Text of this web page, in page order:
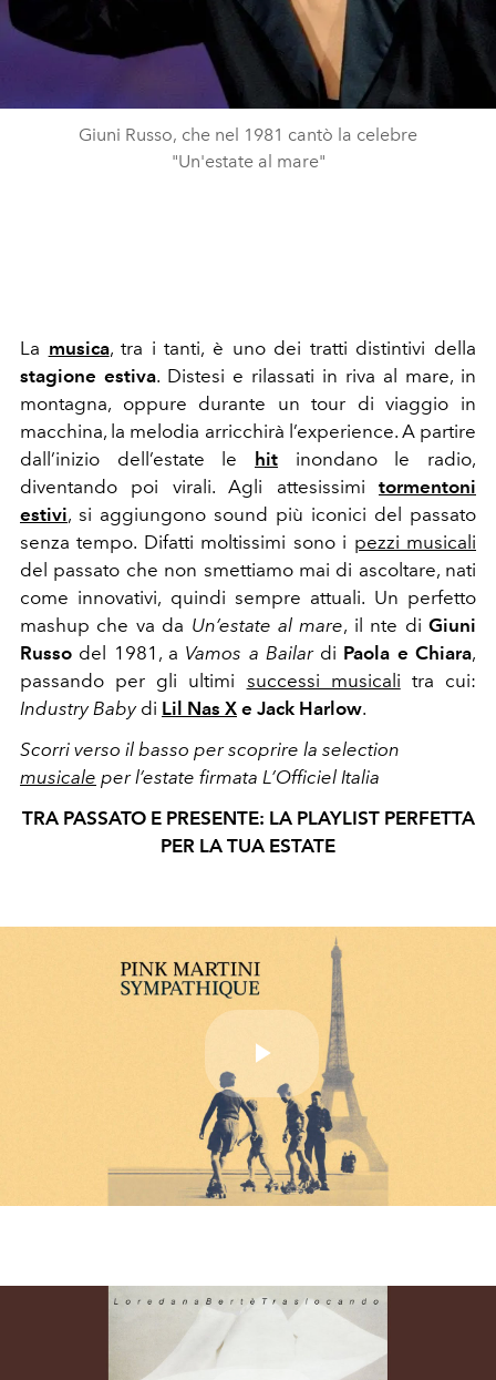
Giuni Russo, che nel 1981 cantò la celebre
"Un'estate al mare"
La musica, tra i tanti, è uno dei tratti distintivi della
stagione estiva. Distesi e rilassati in riva al mare, in
montagna, oppure durante un tour di viaggio in
macchina, la melodia arricchirà l’experience. A partire
dall’inizio dell’estate le
hit inondano le radio,
diventando poi virali. Agli attesissimi tormentoni
estivi, si aggiungono sound più iconici del passato
senza tempo. Difatti moltissimi sono i pezzi musicali
del passato che non smettiamo mai di ascoltare, nati
come innovativi, quindi sempre attuali. Un perfetto
mashup che va da Un’estate al mare, il nte diGiuni
Russo del 1981, a Vamos a Bailar di Paola e Chiara,
passando per gli ultimi successi musicali tra cui:
Industry Babydi Lil Nas X e Jack Harlow.
Scorri verso il basso per scoprire la selection
musicale per l’estate firmata L’Officiel Italia
TRA PASSATO E PRESENTE: LA PLAYLIST PERFETTA
PER LA TUA ESTATE
Play
Video